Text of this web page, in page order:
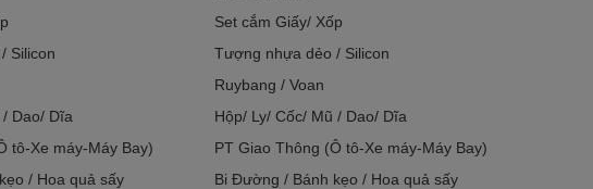
Silicon
Dao/ Dĩa
tô-Xe máy-Máy Bay)
/ Hoa quả sấy
Set cắm Giấy/ Xốp
Tượng nhựa dẻo / Silicon
Ruybang / Voan
Hộp/ Ly/ Cốc/ Mũ / Dao/ Dĩa
PT Giao Thông (Ô tô-Xe máy-Máy Bay)
Bi Đường / Bánh kẹo / Hoa quả sấy